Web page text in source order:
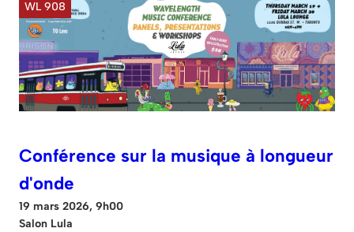
WL 908
Conférence sur la musique à longueur
d'onde
19 mars 2026, 9h00
Salon Lula